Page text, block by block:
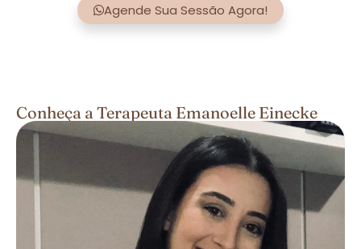
Agende Sua Sessão Agora!
Conheça a Terapeuta Emanoelle Einecke